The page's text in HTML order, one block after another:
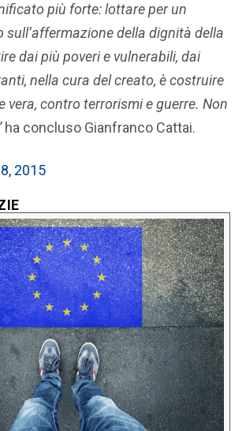
più forte: lottare per un
della dignità della
dai più poveri e vulnerabili, dai
nella cura del creato, è costruire
vera, contro terrorismi e guerre. Non
ha concluso Gianfranco Cattai.
2015